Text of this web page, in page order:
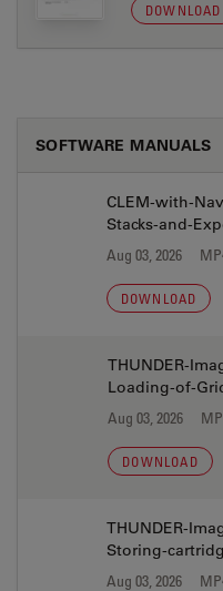
DOWNLOAD
SOFTWARE MANUALS
CLEM-with-
Stacks-and-
Aug 03, 2026
DOWNLOAD
THUNDER-
Loading-of-
Aug 03, 2026
DOWNLOAD
THUNDER-
Storing-
Aug 03, 2026